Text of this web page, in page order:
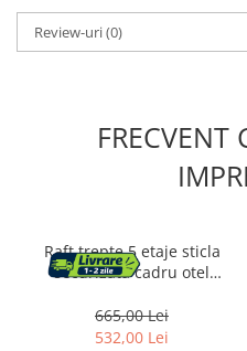
Living & hol
Mobila living
Mese cafea si decorative
Tabureti si fotolii
Mobila hol
Review-uri(0)
FRECVENT
Raft trepte 5 etaje sticla
securizata cadru otel
design elegant, auriu
665,00 Lei
532,00 Lei